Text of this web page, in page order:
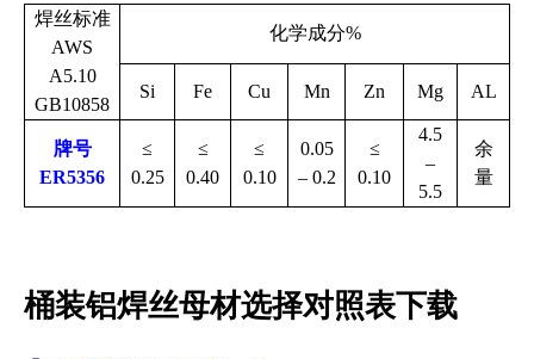
焊丝标准
AWS
A5.10
GB10858
化学成分%
Si Fe Cu Mn Zn Mg AL
牌号
ER5356
≤
0.25
≤
0.40
≤
0.10
0.05
– 0.2
≤
0.10
4.5
–
5.5
余
量
桶装铝焊丝母材选择对照表下载